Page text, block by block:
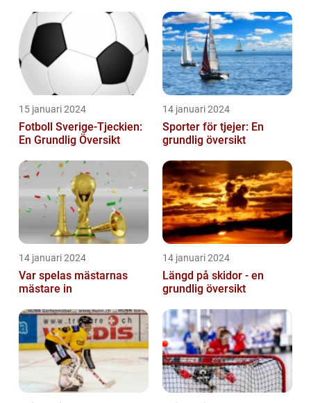
15 januari 2024
Fotboll Sverige-Tjeckien:
En Grundlig Översikt
14 januari 2024
Sporter för tjejer: En
grundlig översikt
14 januari 2024
Var spelas mästarnas
mästare in
14 januari 2024
Längd på skidor - en
grundlig översikt